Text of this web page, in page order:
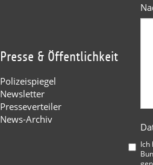
Presse & Öffentlichkeit
Polizeispiegel
Newsletter
Presseverteiler
News-Archiv
Ich